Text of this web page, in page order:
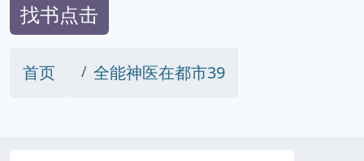
找书点击
首页 全能神医在都市39